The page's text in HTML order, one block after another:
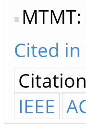
Cited in
IEEE